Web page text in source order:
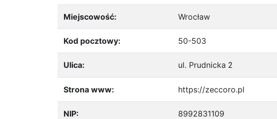
Miejscowość: Wrocław
Kod pocztowy: 50-503
Ulica: ul. Prudnicka 2
Strona www: https://zeccoro.pl
NIP: 8992831109